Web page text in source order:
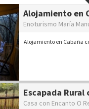
Alojamiento en
Enoturismo María
Alojamiento en Cabaña
Escapada
Casa con Encanto O